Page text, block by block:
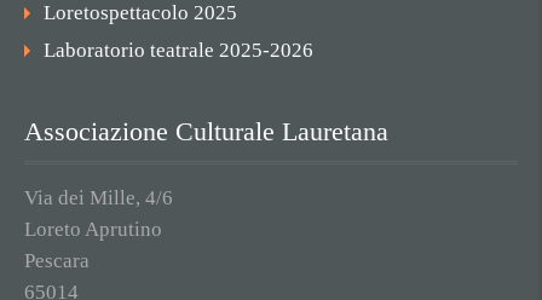
Loretospettacolo 2025
Laboratorio teatrale 2025-2026
Associazione Culturale Lauretana
Via dei Mille, 4/6
Loreto Aprutino
Pescara
65014